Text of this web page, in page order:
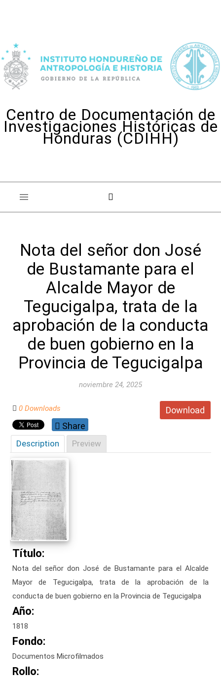
Centro de Documentación de
Investigaciones Históricas de
Honduras (CDIHH)
Nota del señor don José
de Bustamante para el
Alcalde Mayor de
Tegucigalpa, trata de la
aprobación de la conducta
de buen gobierno en la
Provincia de Tegucigalpa
noviembre 24, 2025
Download
0 Downloads
Share
Description Preview
Título:
Nota del señor don José de Bustamante para el Alcalde
Mayor de Tegucigalpa, trata de la aprobación de la
conducta de buen gobierno en la Provincia de Tegucigalpa
Año:
1818
Fondo:
Documentos Microfilmados
Rollo: